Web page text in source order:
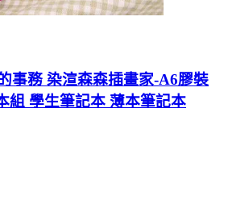
事務 染渲森森插畫家-A6膠裝
組 學生筆記本 薄本筆記本